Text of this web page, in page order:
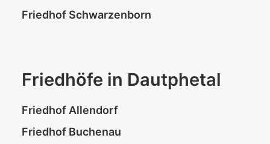
Friedhof Schwarzenborn
Friedhöfe in Dautphetal
Friedhof Allendorf
Friedhof Buchenau